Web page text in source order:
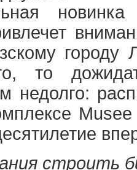
новинка
городу
то
недолго:
строить